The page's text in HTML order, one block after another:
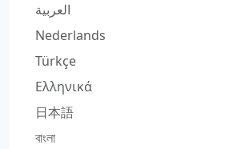
العربية
Nederlands
Türkçe
Ελληνικά
日本語
বাংলা